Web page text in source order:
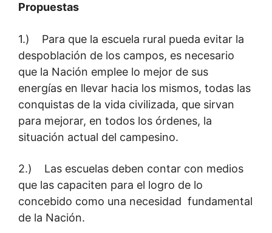
Propuestas
1.) Para que la escuela rural pueda evitar la
despoblación de los campos, es necesario
que la Nación emplee lo mejor de sus
energías en llevar hacia los mismos, todas las
conquistas de la vida civilizada, que sirvan
para mejorar, en todos los órdenes, la
situación actual del campesino.
2.) Las escuelas deben contar con medios
que las capaciten para el logro de lo
concebido como una necesidad fundamental
de la Nación.